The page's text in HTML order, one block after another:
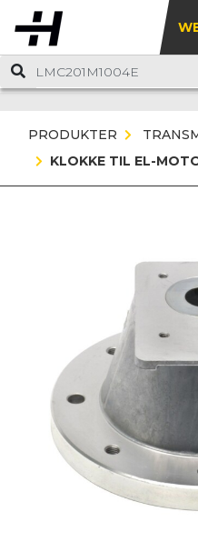
PRODUKTER
KLOKKE TIL EL-